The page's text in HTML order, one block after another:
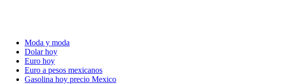
Moda y moda
Dolar hoy
Euro hoy
Euro a pesos mexicanos
Gasolina hoy precio Mexico